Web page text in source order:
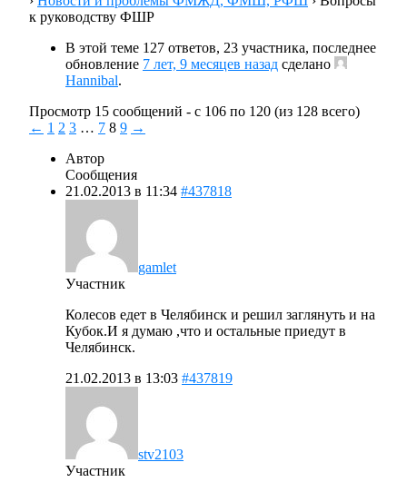
к руководству ФШР
В этой теме 127 ответов, 23 участника, последнее
обновление 7 лет, 9 месяцев назад сделано
Hannibal.
Просмотр 15 сообщений - с 106 по 120 (из 128 всего)
← 1 2 3 … 7 8 9 →
Автор
Сообщения
21.02.2013 в 11:34 #437818
gamlet
Участник
Колесов едет в Челябинск и решил заглянуть и на
Кубок.И я думаю ,что и остальные приедут в
Челябинск.
21.02.2013 в 13:03 #437819
stv2103
Участник